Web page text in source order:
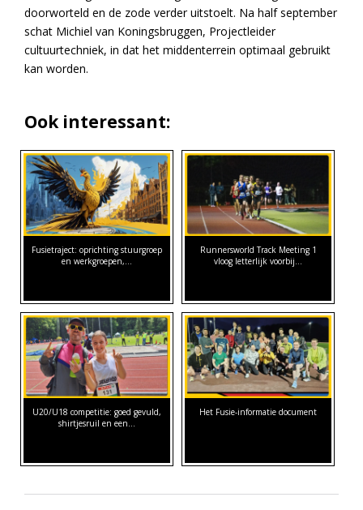
doorworteld en de zode verder uitstoelt. Na half september
schat Michiel van Koningsbruggen, Projectleider
cultuurtechniek, in dat het middenterrein optimaal gebruikt
kan worden.
Ook interessant:
Fusietraject: oprichting stuurgroep
en werkgroepen,…
Runnersworld Track Meeting 1
vloog letterlijk voorbij...
U20/U18 competitie: goed gevuld,
shirtjesruil en een…
Het Fusie-informatie document